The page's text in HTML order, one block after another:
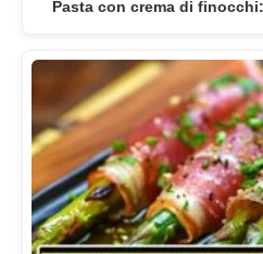
Pasta con crema di